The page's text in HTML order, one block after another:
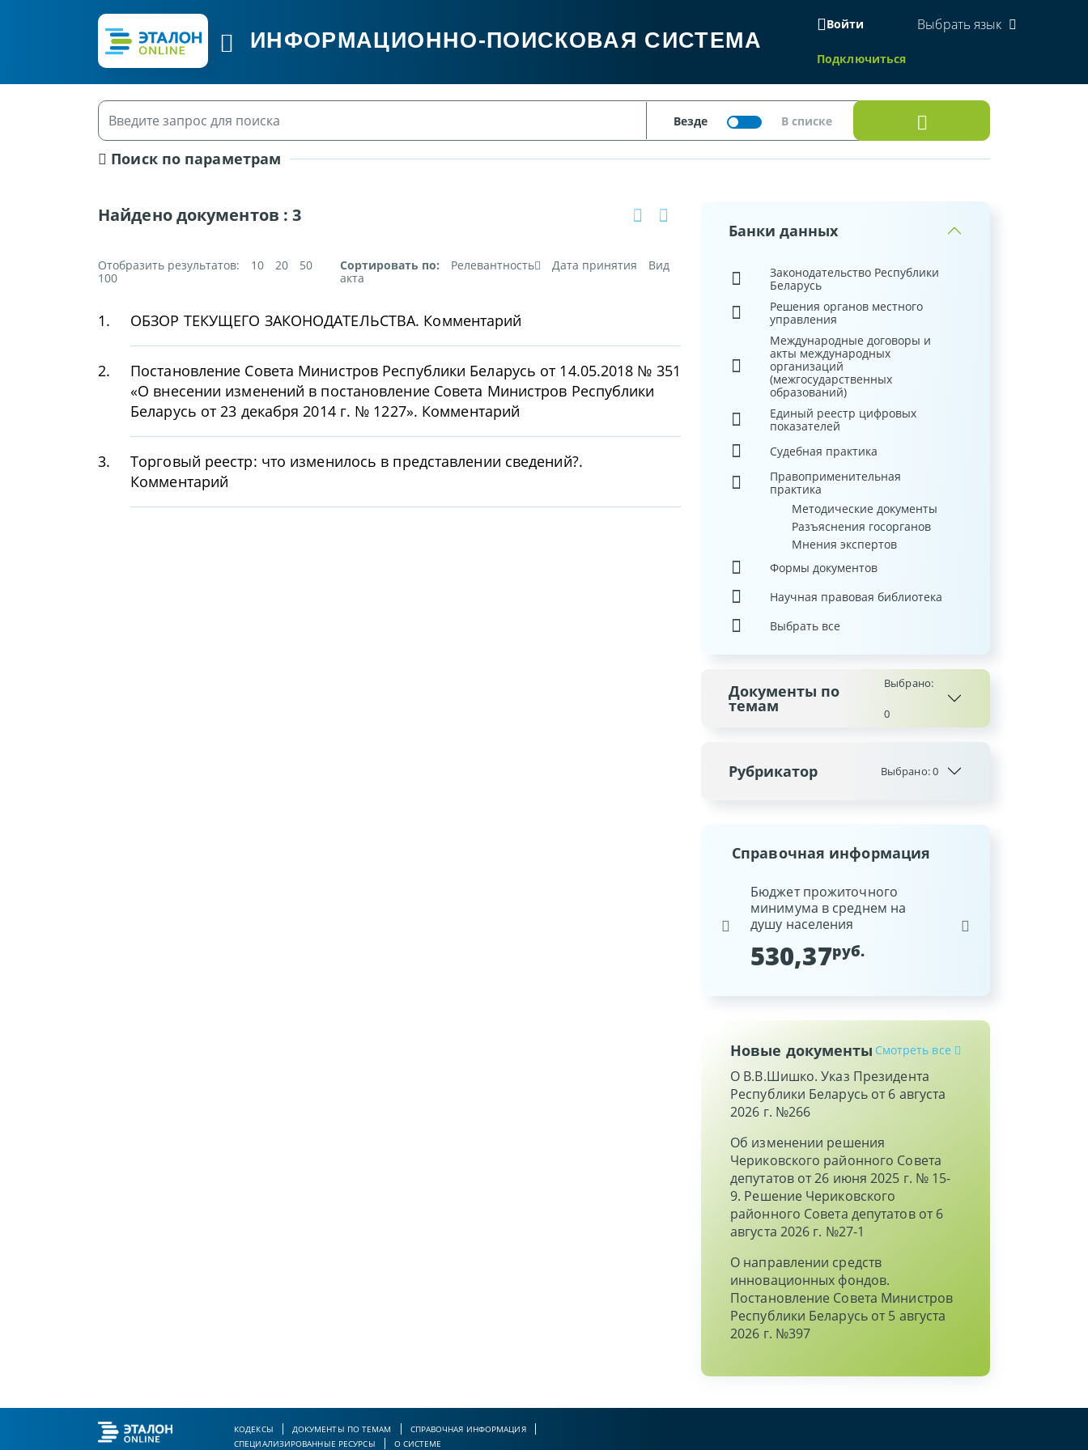
ИНФОРМАЦИОННО-ПОИСКОВАЯ СИСТЕМА
Войти
Подключиться
Выбрать язык
Поиск по параметрам
Найдено документов :3
Отобразить результатов: 10 20
50
100
Сортировать по: Релевантность Дата принятия
Вид
акта
1. ОБЗОР ТЕКУЩЕГО ЗАКОНОДАТЕЛЬСТВА. Комментарий
2.
Постановление Совета Министров Республики Беларусь от 14.05.2018 № 351
«О внесении изменений в постановление Совета Министров Республики
Беларусь от 23 декабря 2014 г. № 1227». Комментарий
3.
Торговый реестр: что изменилось в представлении сведений?.
Комментарий
Банки данных
Законодательство Республики
Беларусь
Решения органов местного
управления
Международные договоры и
акты международных
организаций
(межгосударственных
образований)
Единый реестр цифровых
показателей
Судебная практика
Правоприменительная
практика
Методические документы
Разъяснения госорганов
Мнения экспертов
Формы документов
Научная правовая библиотека
Выбрать все
Документы по
темам
Выбрано:
0
Рубрикатор Выбрано:0
Справочная информация
Бюджет прожиточного
минимума в среднем на
душу населения
530,37руб.
Республики Беларусь
Новые документы Смотреть все
О В.В.Шишко. Указ Президента
Республики Беларусь от 6 августа
2026 г. №266
Об изменении решения
Чериковского районного Совета
депутатов от 26 июня 2025 г. № 15-
9. Решение Чериковского
районного Совета депутатов от 6
августа 2026 г. №27-1
О направлении средств
инновационных фондов.
Постановление Совета Министров
Республики Беларусь от 5 августа
2026 г. №397
КОДЕКСЫ ДОКУМЕНТЫ ПО ТЕМАМ
СПРАВОЧНАЯ ИНФОРМАЦИЯ
СПЕЦИАЛИЗИРОВАННЫЕ РЕСУРСЫ
О СИСТЕМЕ